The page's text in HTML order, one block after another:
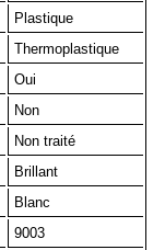
Plastique
Thermoplastique
Oui
Non
Non traité
Brillant
Blanc
9003